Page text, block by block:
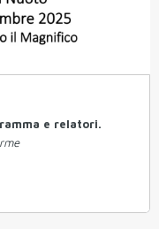
e relatori.